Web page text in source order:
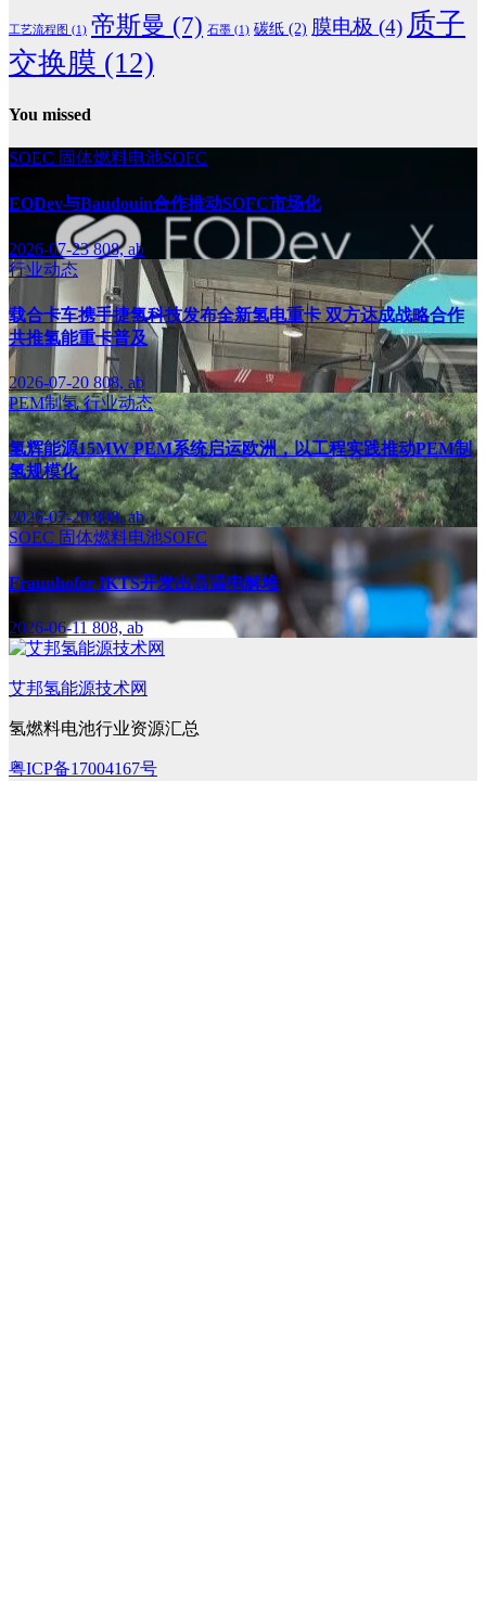
工艺流程图 (1) 帝斯曼 (7) 石墨 (1) 碳纸 (2) 膜电极 (4) 质子
交换膜 (12)
You missed
SOEC 固体燃料电池SOFC
EODev与Baudouin合作推动SOFC市场化
2026-07-23808, ab
行业动态
载合卡车携手捷氢科技发布全新氢电重卡 双方达成战略合作
共推氢能重卡普及
2026-07-20 808, ab
PEM制氢行业动态
氢辉能源15MW PEM系统启运欧洲，以工程实践推动PEM制
氢规模化
2026-07-20808, ab
SOEC 固体燃料电池SOFC
Fraunhofer IKTS开发出高温电解堆
2026-06-11808, ab
艾邦氢能源技术网
氢燃料电池行业资源汇总
粤ICP备17004167号